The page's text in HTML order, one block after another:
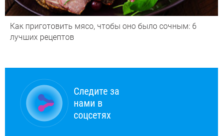
Как приготовить мясо, чтобы оно было сочным: 6
лучших рецептов
Следите за
нами в
соцсетях